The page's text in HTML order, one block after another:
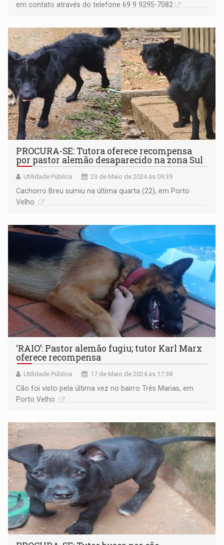
em contato através do telefone 69 9 9295-7082
PROCURA-SE: Tutora oferece recompensa
por pastor alemão desaparecido na zona Sul
Utilidade Pública 23 de Maio de 2024 às 09:39
Cachorro Breu sumiu na última quarta (22), em Porto
Velho
‘RAIO’: Pastor alemão fugiu; tutor Karl Marx
oferece recompensa
Utilidade Pública 17 de Maio de 2024 às 17:38
Cão foi visto pela última vez no bairro Três Marias, em
Porto Velho